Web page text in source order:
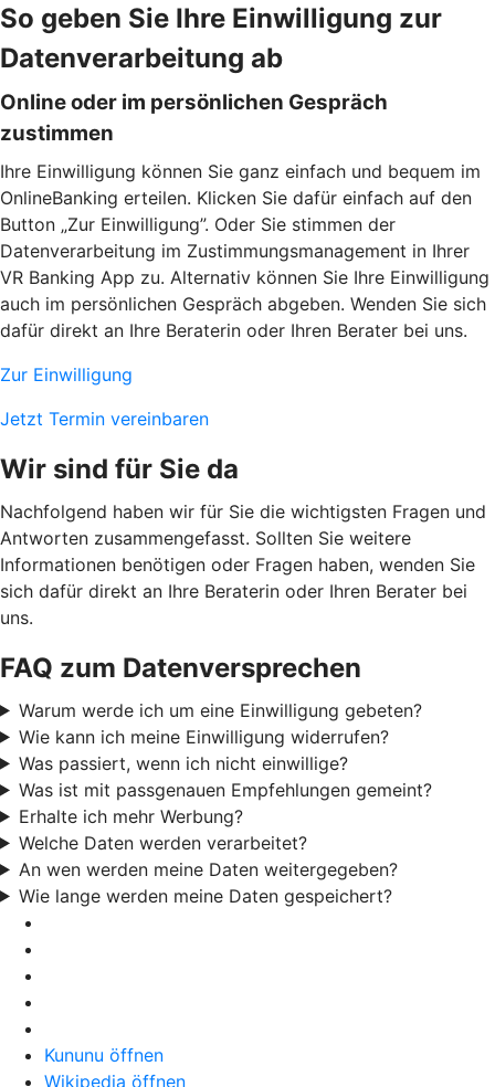
So geben Sie Ihre Einwilligung zur
Datenverarbeitung ab
Online oder im persönlichen Gespräch
zustimmen
Ihre Einwilligung können Sie ganz einfach und bequem im
OnlineBanking erteilen. Klicken Sie dafür einfach auf den
Button „Zur Einwilligung”. Oder Sie stimmen der
Datenverarbeitung im Zustimmungsmanagement in Ihrer
VR Banking App zu. Alternativ können Sie Ihre Einwilligung
auch im persönlichen Gespräch abgeben. Wenden Sie sich
dafür direkt an Ihre Beraterin oder Ihren Berater bei uns.
Zur Einwilligung
Jetzt Termin vereinbaren
Wir sind für Sie da
Nachfolgend haben wir für Sie die wichtigsten Fragen und
Antworten zusammengefasst. Sollten Sie weitere
Informationen benötigen oder Fragen haben, wenden Sie
sich dafür direkt an Ihre Beraterin oder Ihren Berater bei
uns.
FAQ zum Datenversprechen
Warum werde ich um eine Einwilligung gebeten?
Wie kann ich meine Einwilligung widerrufen?
Was passiert, wenn ich nicht einwillige?
Was ist mit passgenauen Empfehlungen gemeint?
Erhalte ich mehr Werbung?
Welche Daten werden verarbeitet?
An wen werden meine Daten weitergegeben?
Wie lange werden meine Daten gespeichert?
Kununu öffnen
Wikipedia öffnen